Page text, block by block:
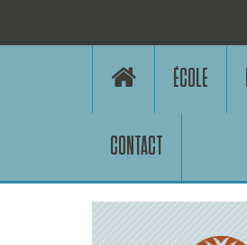
ÉCOLE
CONTACT